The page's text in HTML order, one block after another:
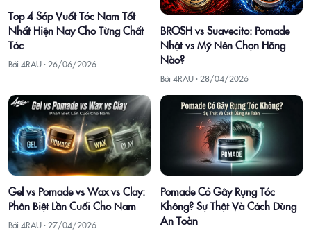
Top 4 Sáp Vuốt Tóc Nam Tốt
Nhất Hiện Nay Cho Từng Chất
Tóc
Bởi 4RAU · 26/06/2026
BROSH vs Suavecito: Pomade
Nhật vs Mỹ Nên Chọn Hãng
Nào?
Bởi 4RAU · 28/04/2026
Gel vs Pomade vs Wax vs Clay:
Phân Biệt Lần Cuối Cho Nam
Bởi 4RAU · 27/04/2026
Pomade Có Gây Rụng Tóc
Không? Sự Thật Và Cách Dùng
An Toàn